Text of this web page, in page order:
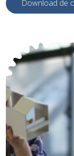
Download de